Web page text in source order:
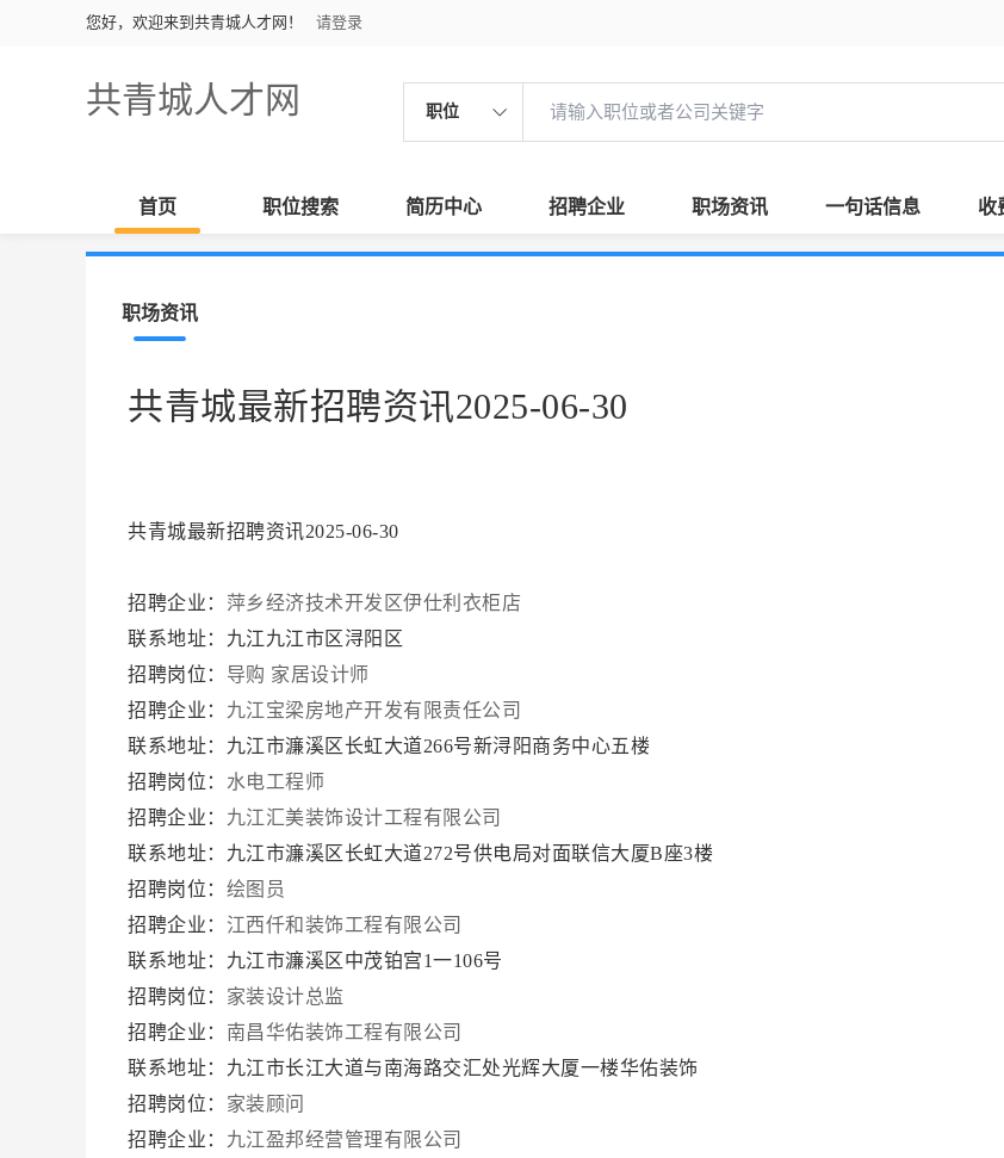
您好，欢迎来到共青城人才网！ 请登录
共青城人才网 职位
首页 职位搜索 简历中心 招聘企业 职场资讯 一句话信息 收
职场资讯
共青城最新招聘资讯2025-06-30
共青城最新招聘资讯2025-06-30
招聘企业： 萍乡经济技术开发区伊仕利衣柜店
联系地址：九江九江市区浔阳区
招聘岗位： 导购 家居设计师
招聘企业： 九江宝梁房地产开发有限责任公司
联系地址：九江市濂溪区长虹大道266号新浔阳商务中心五楼
招聘岗位： 水电工程师
招聘企业： 九江汇美装饰设计工程有限公司
联系地址：九江市濂溪区长虹大道272号供电局对面联信大厦B座3楼
招聘岗位： 绘图员
招聘企业： 江西仟和装饰工程有限公司
联系地址：九江市濂溪区中茂铂宫1一106号
招聘岗位： 家装设计总监
招聘企业： 南昌华佑装饰工程有限公司
联系地址：九江市长江大道与南海路交汇处光辉大厦一楼华佑装饰
招聘岗位： 家装顾问
招聘企业： 九江盈邦经营管理有限公司